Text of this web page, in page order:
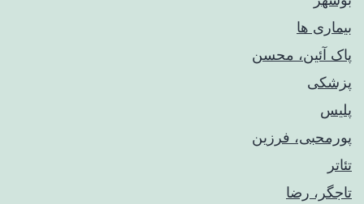
بیماری ها
پاک آئین، محسن
پزشکی
پلیس
پورمحبی، فرزین
تئاتر
تاجگر، رضا